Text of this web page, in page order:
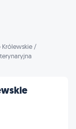
Królewskie /